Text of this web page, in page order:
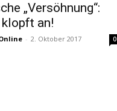
„Versöhnung“:
an!
- 2. Oktober 2017 0